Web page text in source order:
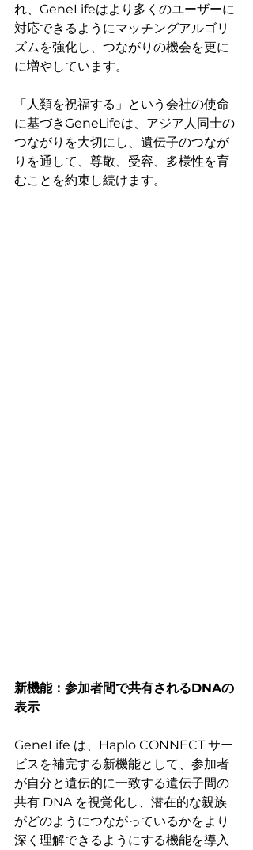
れ、GeneLifeはより多くのユーザーに
対応できるようにマッチングアルゴリ
ズムを強化し、つながりの機会を更に
に増やしています。
「人類を祝福する」という会社の使命
に基づきGeneLifeは、アジア人同士の
つながりを大切にし、遺伝子のつなが
りを通して、尊敬、受容、多様性を育
むことを約束し続けます。
新機能：参加者間で共有されるDNAの
表示
GeneLife は、Haplo CONNECT サー
ビスを補完する新機能として、参加者
が自分と遺伝的に一致する遺伝子間の
共有 DNA を視覚化し、潜在的な親族
がどのようにつながっているかをより
深く理解できるようにする機能を導入